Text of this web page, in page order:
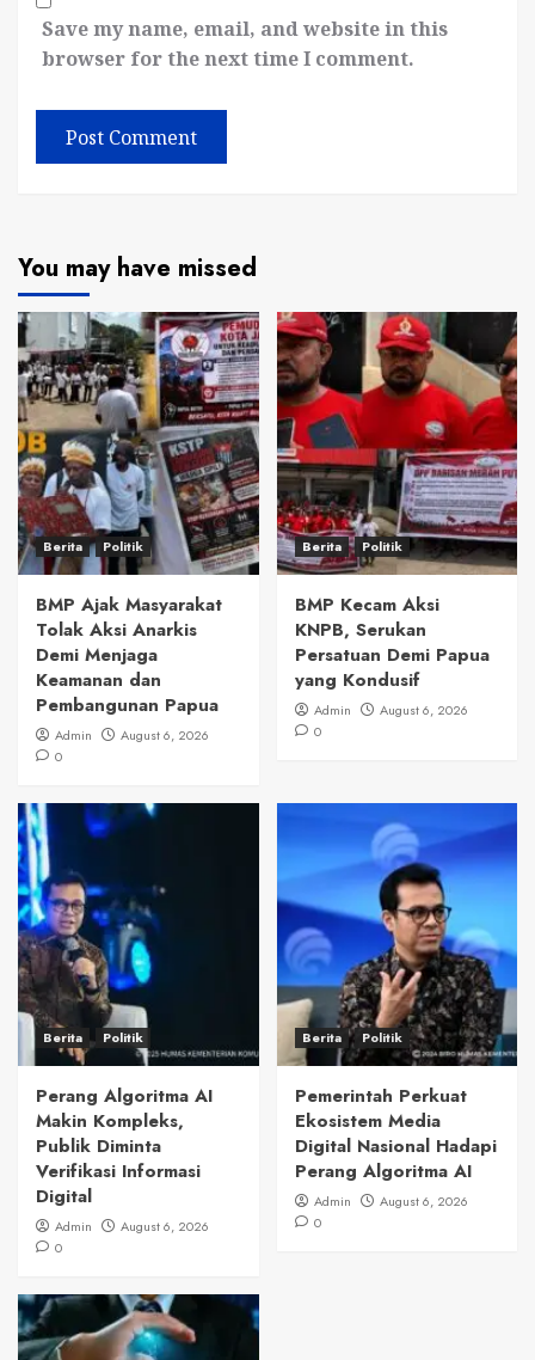
Save my name, email, and website in this
browser for the next time I comment.
You may have missed
Berita Politik
BMP Ajak Masyarakat
Tolak Aksi Anarkis
Demi Menjaga
Keamanan dan
Pembangunan Papua
Admin
August 6, 2026
0
Berita Politik
BMP Kecam Aksi
KNPB, Serukan
Persatuan Demi Papua
yang Kondusif
Admin
August 6, 2026
0
Berita Politik
Perang Algoritma AI
Makin Kompleks,
Publik Diminta
Verifikasi Informasi
Digital
Admin
August 6, 2026
0
Berita Politik
Pemerintah Perkuat
Ekosistem Media
Digital Nasional Hadapi
Perang Algoritma AI
Admin
August 6, 2026
0